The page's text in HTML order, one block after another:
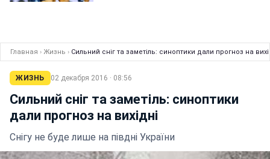
Главная › Жизнь › Сильний сніг та заметіль: синоптики дали прогноз на
ЖИЗНЬ 02 декабря 2016 · 08:56
Сильний сніг та заметіль: синоптики
дали прогноз на вихідні
Снігу не буде лише на півдні України